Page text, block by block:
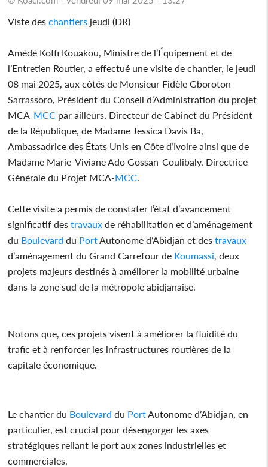
Viste deschantiers jeudi (DR)
Amédé Koffi Kouakou, Ministre de l’Équipement et de
l’Entretien Routier, a effectué une visite de chantier, le jeudi
08 mai 2025, aux côtés de Monsieur Fidèle Gboroton
Sarrassoro, Président du Conseil d’Administration du projet
MCA-MCC par ailleurs, Directeur de Cabinet du Président
de la République, de Madame Jessica Davis Ba,
Ambassadrice des États Unis en Côte d’Ivoire ainsi que de
Madame Marie-Viviane Ado Gossan-Coulibaly, Directrice
Générale du Projet MCA-MCC
Cette visite a permis de constater l’état d’avancement
significatif destravaux de réhabilitation et d’aménagement
du Boulevard du Port Autonome d’Abidjan et destravaux
d’aménagement du Grand Carrefour de Koumassi , deux
projets majeurs destinés à améliorer la mobilité urbaine
dans la zone sud de la métropole abidjanaise.
Notons que, ces projets visent à améliorer la fluidité du
trafic et à renforcer les infrastructures routières de la
capitale économique.
Le chantier du Boulevard du Port Autonome d’Abidjan, en
particulier, est crucial pour désengorger les axes
stratégiques reliant le port aux zones industrielles et
commerciales.